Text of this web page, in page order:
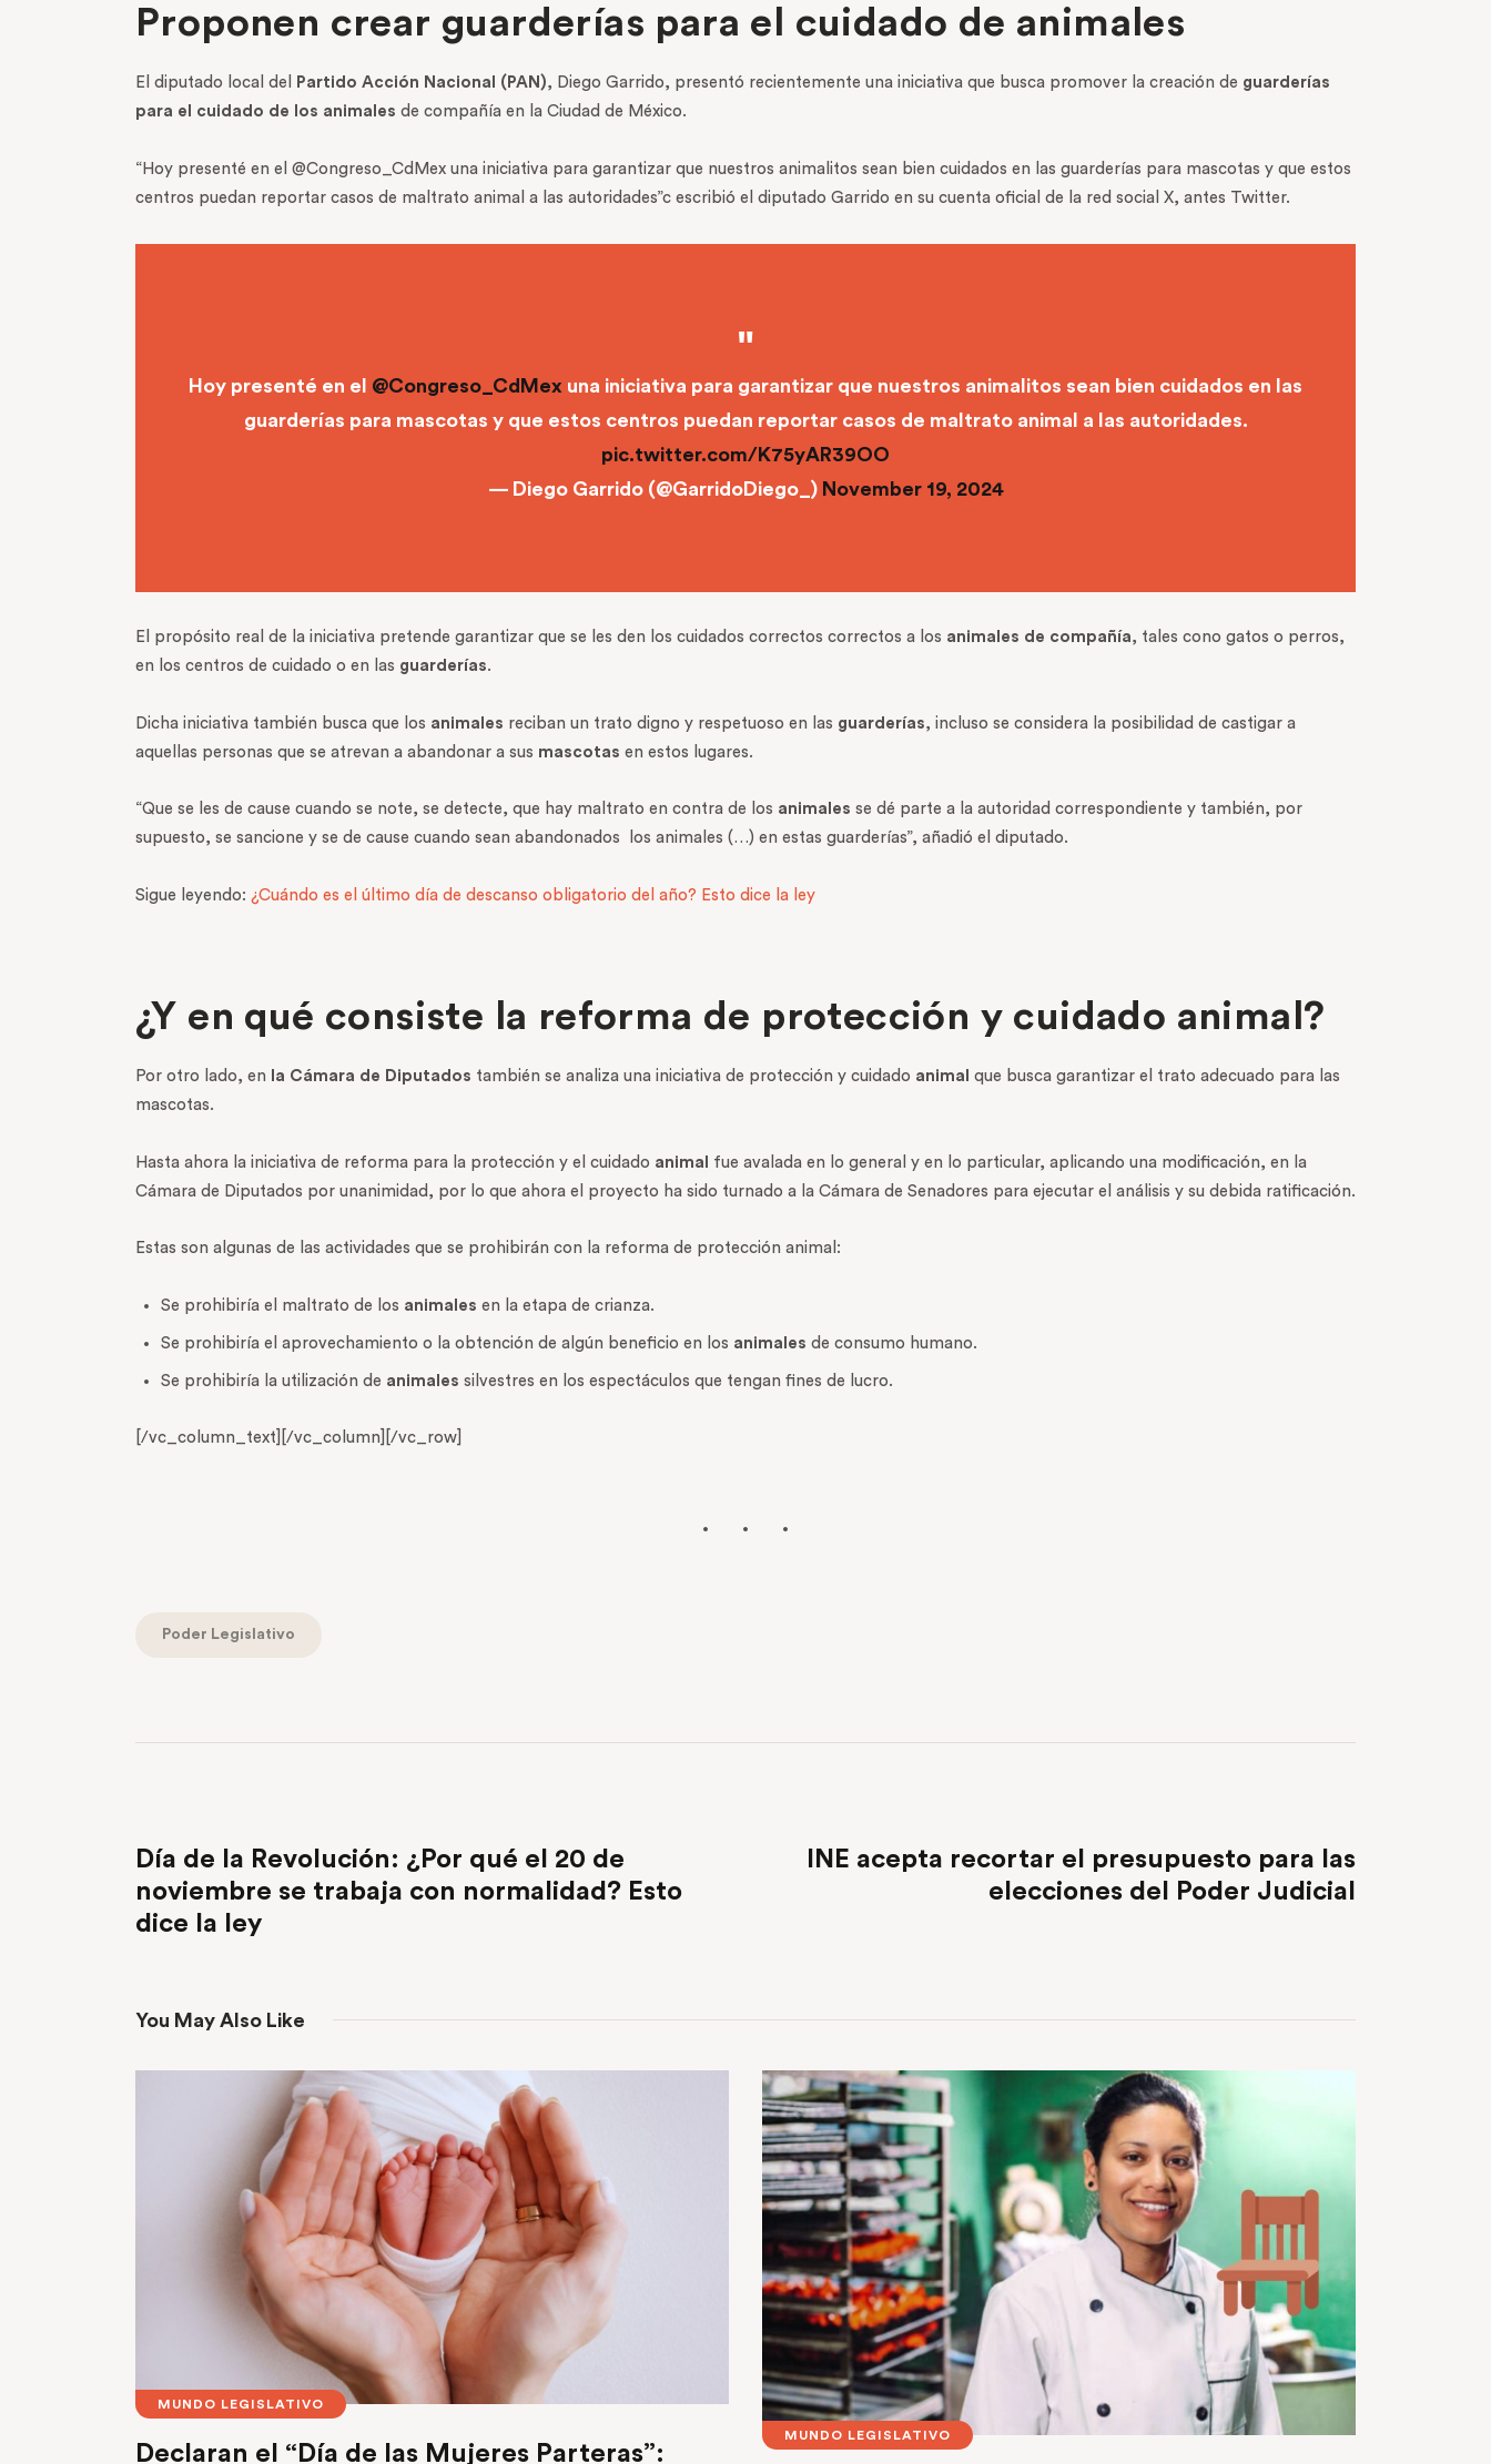
Proponen crear guarderías para el cuidado de animales
El diputado local del Partido Acción Nacional (PAN), Diego Garrido, presentó recientemente una iniciativa que busca promover la creación de guarderías
para el cuidado de los animales de compañía en la Ciudad de México.
“Hoy presenté en el @Congreso_CdMex una iniciativa para garantizar que nuestros animalitos sean bien cuidados en las guarderías para mascotas y que estos
centros puedan reportar casos de maltrato animal a las autoridades”c escribió el diputado Garrido en su cuenta oficial de la red social X, antes Twitter.
Hoy presenté en el @Congreso_CdMex una iniciativa para garantizar que nuestros animalitos sean bien cuidados en las
guarderías para mascotas y que estos centros puedan reportar casos de maltrato animal a las autoridades.
pic.twitter.com/K75yAR39OO
— Diego Garrido (@GarridoDiego_) November 19, 2024
El propósito real de la iniciativa pretende garantizar que se les den los cuidados correctos correctos a los animales de compañía, tales cono gatos o perros,
en los centros de cuidado o en las guarderías.
Dicha iniciativa también busca que los animales reciban un trato digno y respetuoso en las guarderías, incluso se considera la posibilidad de castigar a
aquellas personas que se atrevan a abandonar a sus mascotas en estos lugares.
“Que se les de cause cuando se note, se detecte, que hay maltrato en contra de los animales se dé parte a la autoridad correspondiente y también, por
supuesto, se sancione y se de cause cuando sean abandonados
los animales (…) en estas guarderías”, añadió el diputado.
Sigue leyendo: ¿Cuándo es el último día de descanso obligatorio del año? Esto dice la ley
¿Y en qué consiste la reforma de protección y cuidado animal?
Por otro lado, en la Cámara de Diputados también se analiza una iniciativa de protección y cuidado animal que busca garantizar el trato adecuado para las
mascotas.
Hasta ahora la iniciativa de reforma para la protección y el cuidado animal
fue avalada en lo general y en lo particular, aplicando una modificación, en la
Cámara de Diputados por unanimidad, por lo que ahora el proyecto ha sido turnado a la Cámara de Senadores para ejecutar el análisis y su debida ratificación.
Estas son algunas de las actividades que se prohibirán con la reforma de protección animal:
Se prohibiría el maltrato de los animales en la etapa de crianza.
Se prohibiría el aprovechamiento o la obtención de algún beneficio en los animales de consumo humano.
Se prohibiría la utilización de animales silvestres en los espectáculos que tengan fines de lucro.
[/vc_column_text][/vc_column][/vc_row]
Poder Legislativo
Día de la Revolución: ¿Por qué el 20 de
noviembre se trabaja con normalidad? Esto
dice la ley
INE acepta recortar el presupuesto para las
elecciones del Poder Judicial
You May Also Like
MUNDO LEGISLATIVO
Declaran el “Día de las Mujeres Parteras”:
MUNDO LEGISLATIVO